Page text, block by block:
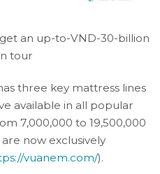
an up-to-VND-30-billion
tour
three key mattress lines
available in all popular
7,000,000 to 19,500,000
now exclusively
vuanem.com/).